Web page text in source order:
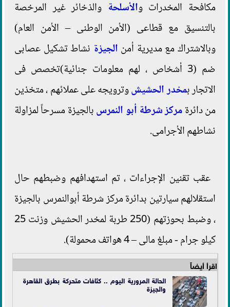
مكافحة المخدرات والأسلحة والذخائر غير المرخصة
بالتنسيق مع قطاعى (الأمن الوطنى – الأمن العام)
وبالاشتراك مع مديرية أمن الجيزة نشاط تشكيل عصابى
ضم (3 أشخاص ، لهم معلومات جنائية)تخصص فى
الاتجار بمخدر الحشيشوترويجه على عملائهم ، متخذين
من دائرةمركز شرطة أبو النمرسبالجيزة مسرحاً لمزاولة
نشاطهم الأجرامى.
عقب تقنين الإجراءات ، تم استهدافهم وضبطهم حال
استقلالهم سيارتين بدائرة مركز شرطة أبوالنمرس بالجيزة
، وضبط بحوزتهم (250 طربة لمخدر الحشيش وزنت 25
كيلو جرام - مبلغ مالى – 4 هواتف محمولة).
اقرأ أيضاً
الحالة المرورية اليوم .. كثافات متحركة بطرق القاهرة
والجيزة